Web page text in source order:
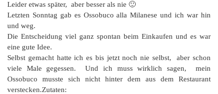
Leider etwas später, aber besser als nie 🙂
Letzten Sonntag gab es Ossobuco alla Milanese und ich war hin
und weg.
Die Entscheidung viel ganz spontan beim Einkaufen und es war
eine gute Idee.
Selbst gemacht hatte ich es bis jetzt noch nie selbst, aber schon
viele Male gegessen. Und ich muss wirklich sagen, mein
Ossobuco musste sich nicht hinter dem aus dem Restaurant
verstecken.Zutaten: